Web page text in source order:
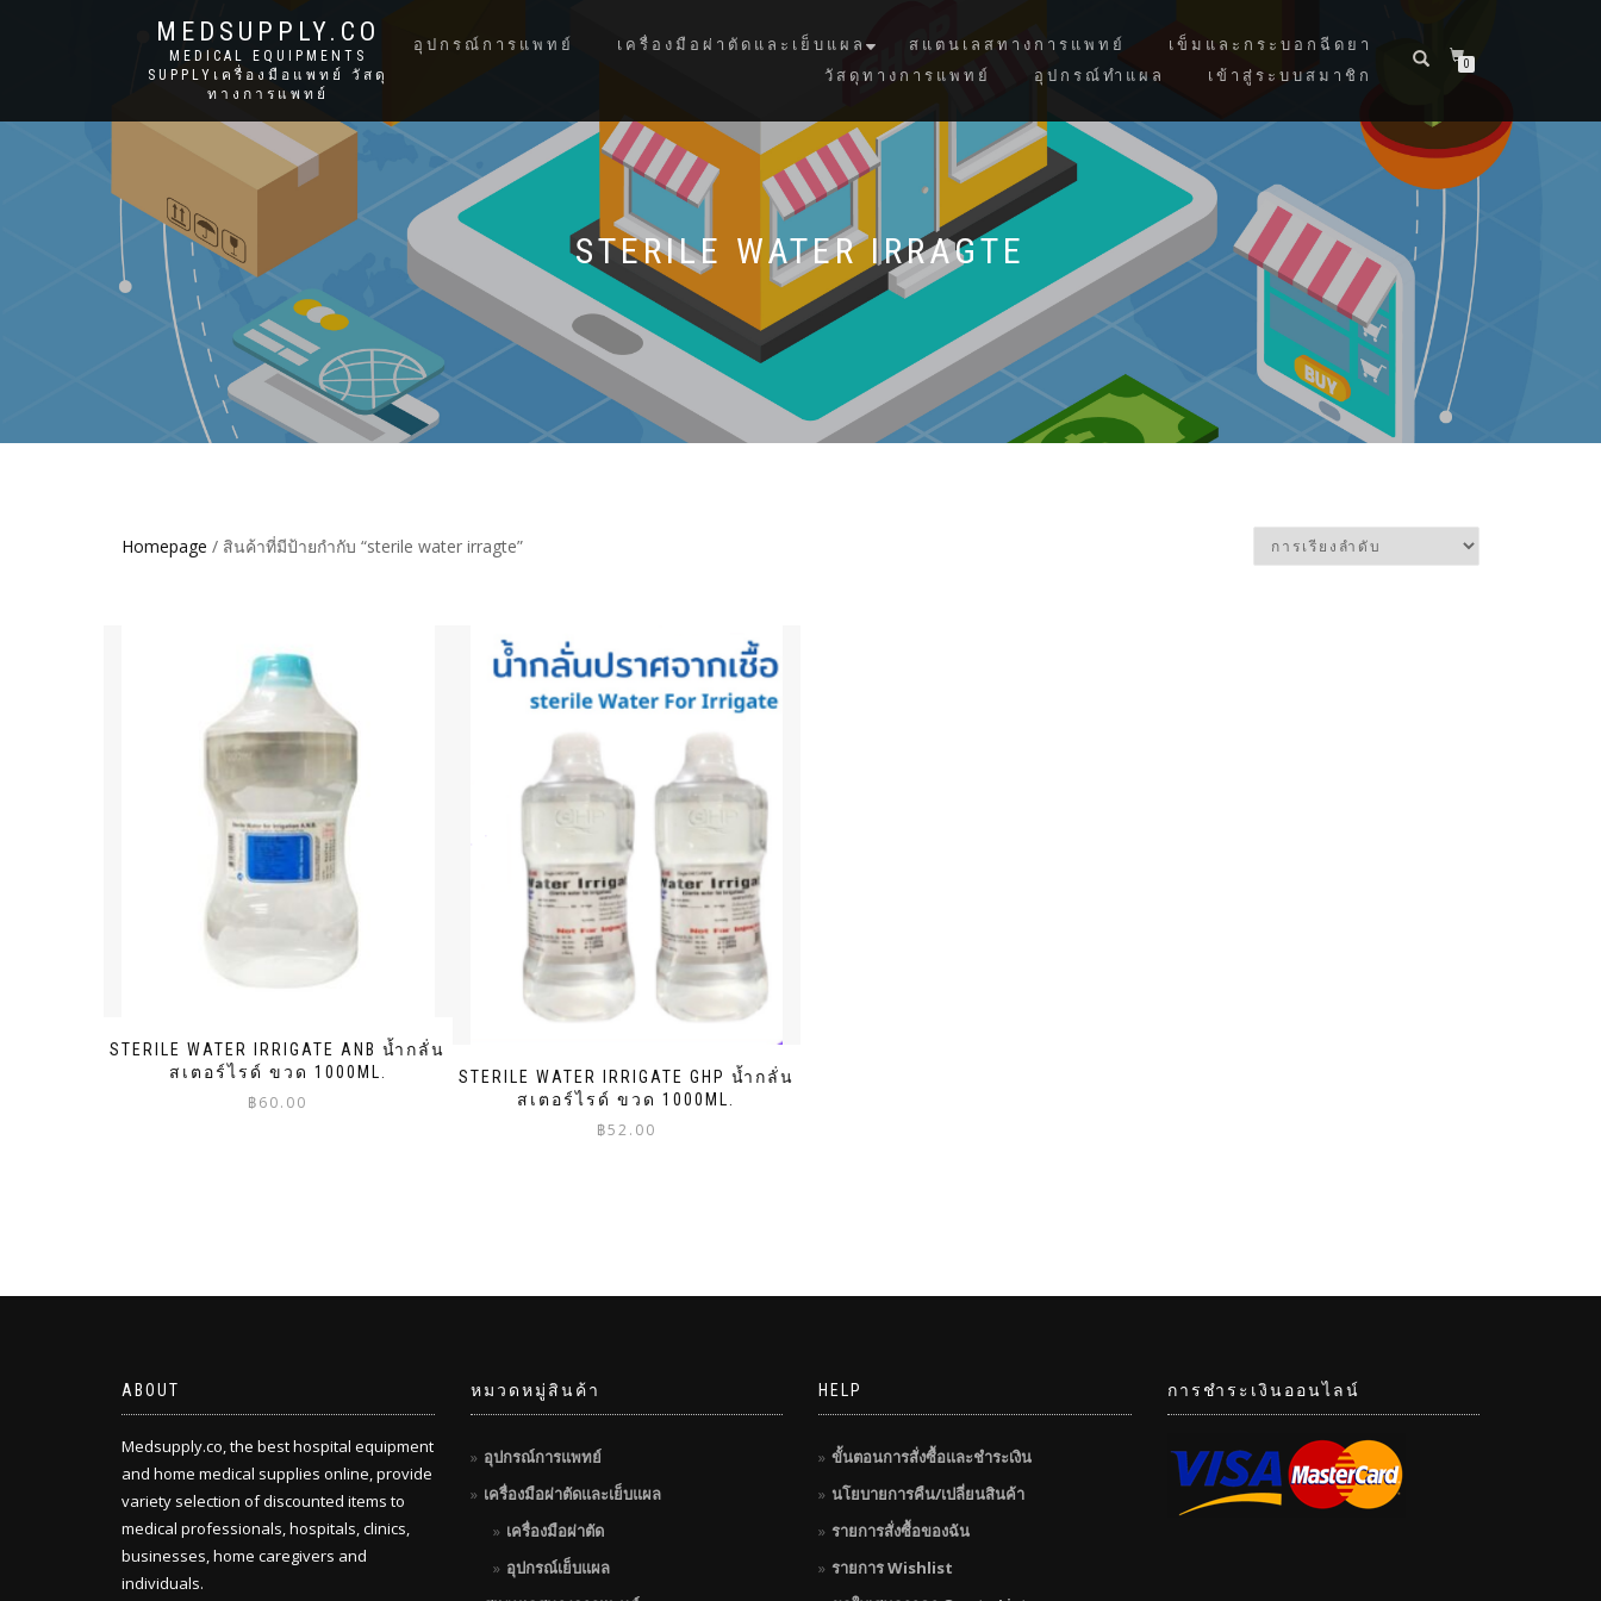
MEDSUPPLY.CO
MEDICAL EQUIPMENTS
SUPPLYเครื่องมือแพทย์ วัสดุ
ทางการแพทย์
อุปกรณ์การแพทย์ เครื่องมือผ่าตัดและเย็บแผล สแตนเลสทางการแพทย์
เข็มและกระบอกฉีดยา
วัสดุทางการแพทย์
อุปกรณ์ทำแผล เข้าสู่ระบบสมาชิก
0
STERILE WATER IRRAGTE
Homepage / สินค้าที่มีป้ายกำกับ “sterile water irragte”
STERILE WATER IRRIGATE ANB น้ำกลั่น
สเตอร์ไรด์ ขวด 1000ML.
฿60.00
STERILE WATER IRRIGATE GHP น้ำกลั่น
สเตอร์ไรด์ ขวด 1000ML.
฿52.00
ABOUT
Medsupply.co, the best hospital equipment
and home medical supplies online, provide
variety selection of discounted items to
medical professionals, hospitals, clinics,
businesses, home caregivers and
individuals.
หมวดหมู่สินค้า
อุปกรณ์การแพทย์
เครื่องมือผ่าตัดและเย็บแผล
เครื่องมือผ่าตัด
อุปกรณ์เย็บแผล
HELP
ขั้นตอนการสั่งซื้อและชำระเงิน
นโยบายการคืน/เปลี่ยนสินค้า
รายการสั่งซื้อของฉัน
รายการ Wishlist
การชำระเงินออนไลน์